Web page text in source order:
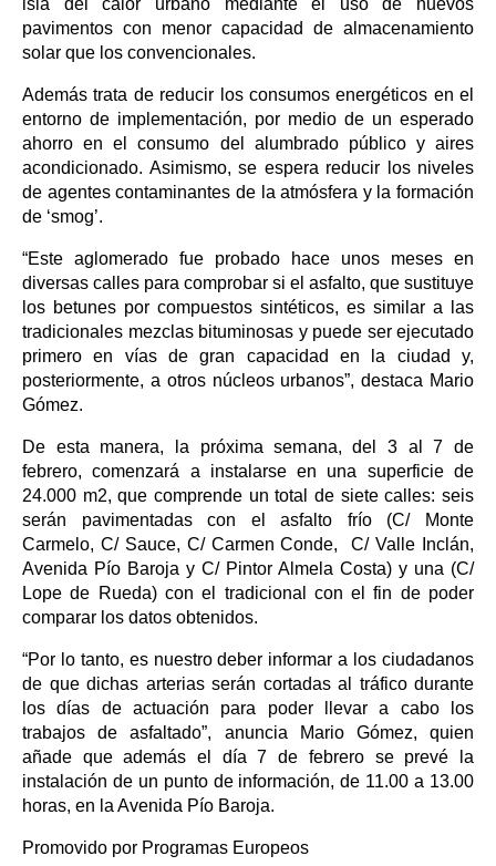
isla del calor urbano mediante el uso de nuevos
pavimentos con menor capacidad de almacenamiento
solar que los convencionales.
Además trata de reducir los consumos energéticos en el
entorno de implementación, por medio de un esperado
ahorro en el consumo del alumbrado público y aires
acondicionado. Asimismo, se espera reducir los niveles
de agentes contaminantes de la atmósfera y la formación
de ‘smog’.
“Este aglomerado fue probado hace unos meses en
diversas calles para comprobar si el asfalto, que sustituye
los betunes por compuestos sintéticos, es similar a las
tradicionales mezclas bituminosas y puede ser ejecutado
primero en vías de gran capacidad en la ciudad y,
posteriormente, a otros núcleos urbanos”, destaca Mario
Gómez.
De esta manera, la próxima semana, del 3 al 7 de
febrero, comenzará a instalarse en una superficie de
24.000 m2, que comprende un total de siete calles: seis
serán pavimentadas con el asfalto frío (C/ Monte
Carmelo, C/ Sauce, C/ Carmen Conde, C/ Valle Inclán,
Avenida Pío Baroja y C/ Pintor Almela Costa) y una (C/
Lope de Rueda) con el tradicional con el fin de poder
comparar los datos obtenidos.
“Por lo tanto, es nuestro deber informar a los ciudadanos
de que dichas arterias serán cortadas al tráfico durante
los días de actuación para poder llevar a cabo los
trabajos de asfaltado”, anuncia Mario Gómez, quien
añade que además el día 7 de febrero se prevé la
instalación de un punto de información, de 11.00 a 13.00
horas, en la Avenida Pío Baroja.
Promovido por Programas Europeos